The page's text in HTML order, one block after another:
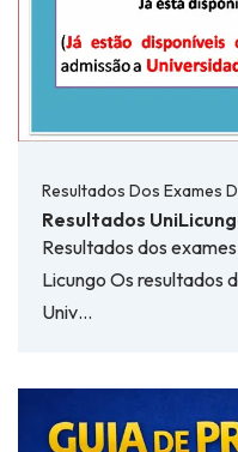
Resultados Dos Exames
Resultados
Resultados dos
Licungo Os resultados
Univ…